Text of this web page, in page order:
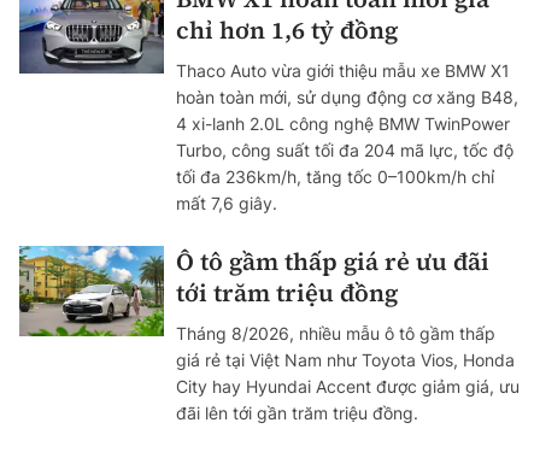
chỉ hơn 1,6 tỷ đồng
Thaco Auto vừa giới thiệu mẫu xe BMW X1
hoàn toàn mới, sử dụng động cơ xăng B48,
4 xi-lanh 2.0L công nghệ BMW TwinPower
Turbo, công suất tối đa 204 mã lực, tốc độ
tối đa 236km/h, tăng tốc 0–100km/h chỉ
mất 7,6 giây.
Ô tô gầm thấp giá rẻ ưu đãi
tới trăm triệu đồng
Tháng 8/2026, nhiều mẫu ô tô gầm thấp
giá rẻ tại Việt Nam như Toyota Vios, Honda
City hay Hyundai Accent được giảm giá, ưu
đãi lên tới gần trăm triệu đồng.